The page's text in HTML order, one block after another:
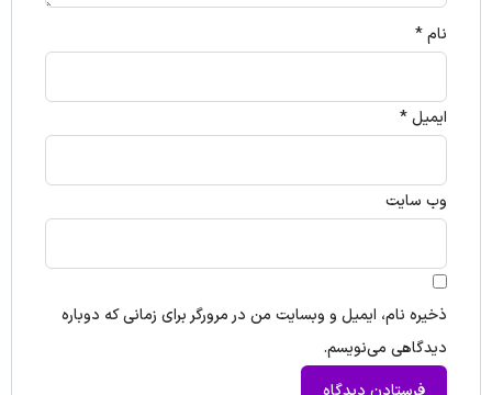
نام*
ایمیل*
وب‌ سایت
ذخیره نام، ایمیل و وبسایت من در مرورگر برای زمانی که دوباره
دیدگاهی می‌نویسم.